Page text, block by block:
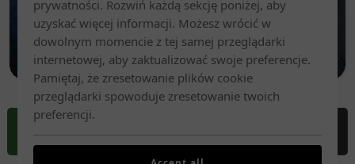
Wypoczynek dla aktywnych rodzin
REZERWUJ DOJAZD ZADZWOŃ MENU
prywatności. Rozwiń każdą sekcję poniżej, aby
uzyskać więcej informacji. Możesz wrócić w
dowolnym momencie z tej samej przeglądarki
internetowej, aby zaktualizować swoje preferencje.
Pamiętaj, że zresetowanie plików cookie
przeglądarki spowoduje zresetowanie twoich
preferencji.